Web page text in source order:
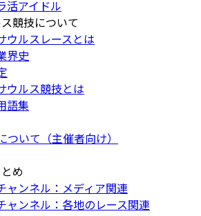
活アイドル
競技について
ウルスレースとは
界史
ウルス競技とは
語集
ついて（主催者向け）
め
ャンネル：メディア関連
ャンネル：各地のレース関連